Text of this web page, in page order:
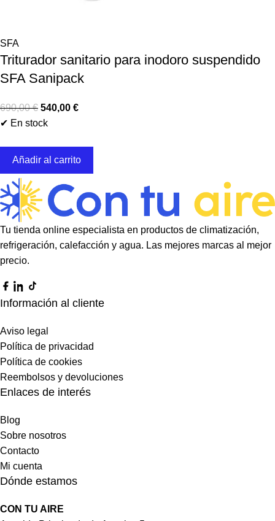
SFA
Triturador sanitario para inodoro suspendido
SFA Sanipack
690,00€ 540,00 €
✔ En stock
Añadir al carrito
Tu tienda online especialista en productos de climatización,
refrigeración, calefacción y agua. Las mejores marcas al mejor
precio.
Información al cliente
Aviso legal
Política de privacidad
Política de cookies
Reembolsos y devoluciones
Enlaces de interés
Blog
Sobre nosotros
Contacto
Mi cuenta
Dónde estamos
CON TU AIRE